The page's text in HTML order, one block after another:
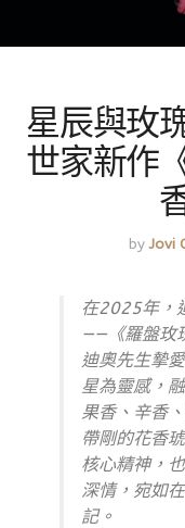
星辰與玫
世家新作
by Jovi
在2025年，
——《羅盤玫
迪奧先生摯
星為靈感，
果香、辛香
帶剛的花香
核心精神，
深情，宛如
記。